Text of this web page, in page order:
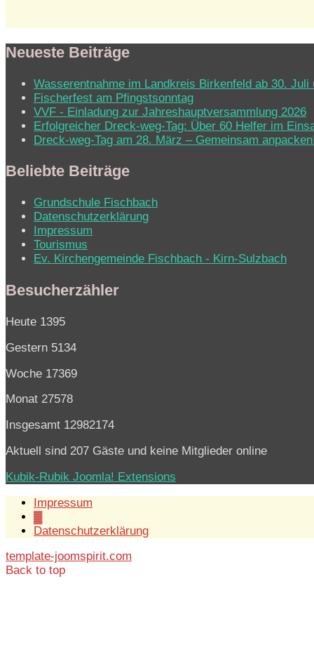
Neueste Beiträge
Wasserentnahme im Landkreis Birkenfeld ab 30. Juli
Fischerfest am Pfingstsonntag
VVF - Einladung zur Jahreshauptversammlung 2026
Erfolgreicher Dreck-weg-Tag: Über 60 Helfer im
Dreck-weg-Tag am 28. März – Gemeinsam
Beliebte Beiträge
Grundschule Fischbach
Datenschutzerklärung
Impressum
Tourismus
Ev. Kirchen­ge­mein­de Fisch­bach - Kirn-Sulz­bach
Besucherzähler
Heute 1395
Gestern 5134
Woche 17369
Monat 27578
Insgesamt 12982174
Aktuell sind 207 Gäste und keine Mitglieder online
Kubik-Rubik Joomla! Extensions
Impressum
▓
Datenschutzerklärung
template-joomspirit.com
Back to top